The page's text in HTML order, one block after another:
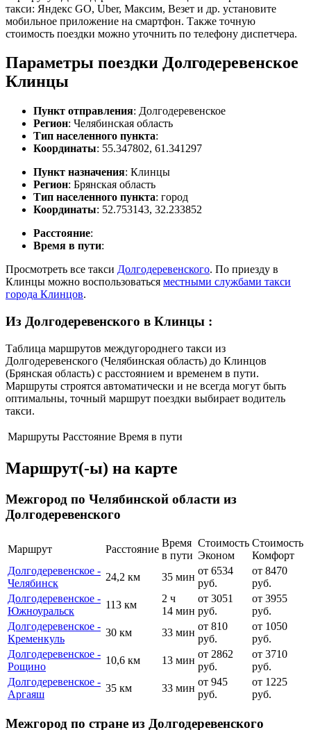
такси: Яндекс GO, Uber, Максим, Везет и др. установите
мобильное приложение на смартфон. Также точную
стоимость поездки можно уточнить по телефону диспетчера.
Параметры поездки Долгодеревенское
Клинцы
Пункт отправления: Долгодеревенское
Регион: Челябинская область
Тип населенного пункта:
Координаты: 55.347802, 61.341297
Пункт назначения: Клинцы
Регион: Брянская область
Тип населенного пункта: город
Координаты: 52.753143, 32.233852
Расстояние:
Время в пути:
Просмотреть все такси Долгодеревенского. По приезду в
Клинцы можно воспользоваться местными службами такси
города Клинцов.
Из Долгодеревенского в Клинцы :
Таблица маршрутов междугороднего такси из
Долгодеревенского (Челябинская область) до Клинцов
(Брянская область) с расстоянием и временем в пути.
Маршруты строятся автоматически и не всегда могут быть
оптимальны, точный маршрут поездки выбирает водитель
такси.
Маршруты Расстояние Время в пути
Маршрут(-ы) на карте
Межгород по Челябинской области из
Долгодеревенского
Маршрут Расстояние
Время
в пути
Стоимость
Эконом
Стоимость
Комфорт
Долгодеревенское -
Челябинск
24,2 км 35 мин
от 6534
руб.
от 8470
руб.
Долгодеревенское -
Южноуральск
113 км
2 ч
14 мин
от 3051
руб.
от 3955
руб.
Долгодеревенское -
Кременкуль
30 км 33 мин
от 810
руб.
от 1050
руб.
Долгодеревенское -
Рощино
10,6 км 13 мин
от 2862
руб.
от 3710
руб.
Долгодеревенское -
Аргаяш
35 км 33 мин
от 945
руб.
от 1225
руб.
Межгород по стране из Долгодеревенского